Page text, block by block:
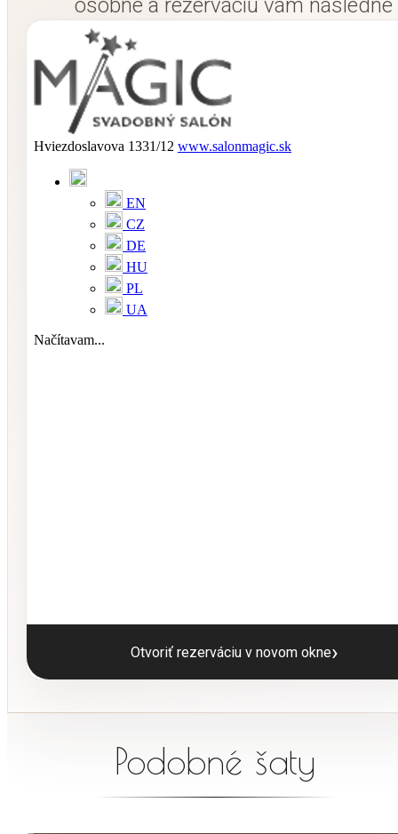
osobne a rezerváciu vám následne
Otvoriť rezerváciu v novom okne›
Podobné šaty
MURIETTA